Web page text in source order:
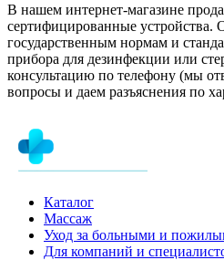
В нашем интернет-магазине
сертифицированные устройства.
государственным нормам и
прибора для дезинфекции или
консультацию по телефону (мы
вопросы и даем разъяснения по
Каталог
Массаж
Уход за больными и
Для компаний и